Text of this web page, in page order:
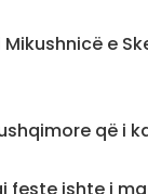
e
që i